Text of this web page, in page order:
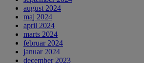
august 2024
maj 2024
april 2024
marts 2024
februar 2024
januar 2024
december 2023